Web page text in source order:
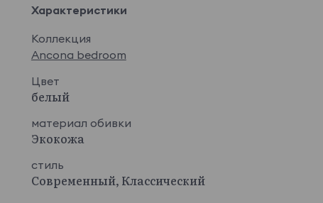
Характеристики
Коллекция
Ancona bedroom
Цвет
белый
материал обивки
Экокожа
стиль
Современный, Классический